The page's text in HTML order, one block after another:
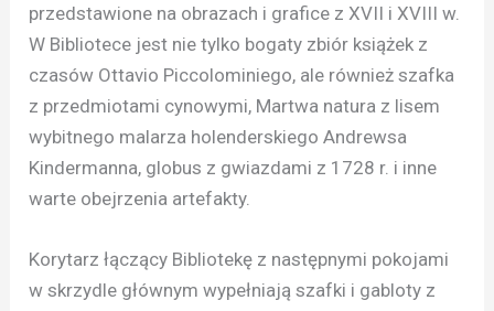
przedstawione na obrazach i grafice z XVII i XVIII w.
W Bibliotece jest nie tylko bogaty zbiór książek z
czasów Ottavio Piccolominiego, ale również szafka
z przedmiotami cynowymi, Martwa natura z lisem
wybitnego malarza holenderskiego Andrewsa
Kindermanna, globus z gwiazdami z 1728 r. i inne
warte obejrzenia artefakty.
Korytarz łączący Bibliotekę z następnymi pokojami
w skrzydle głównym wypełniają szafki i gabloty z